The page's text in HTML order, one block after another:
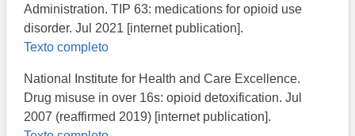
Administration. TIP 63: medications for opioid use
disorder. Jul 2021 [internet publication].
Texto completo
National Institute for Health and Care Excellence.
Drug misuse in over 16s: opioid detoxification. Jul
2007 (reaffirmed 2019) [internet publication].